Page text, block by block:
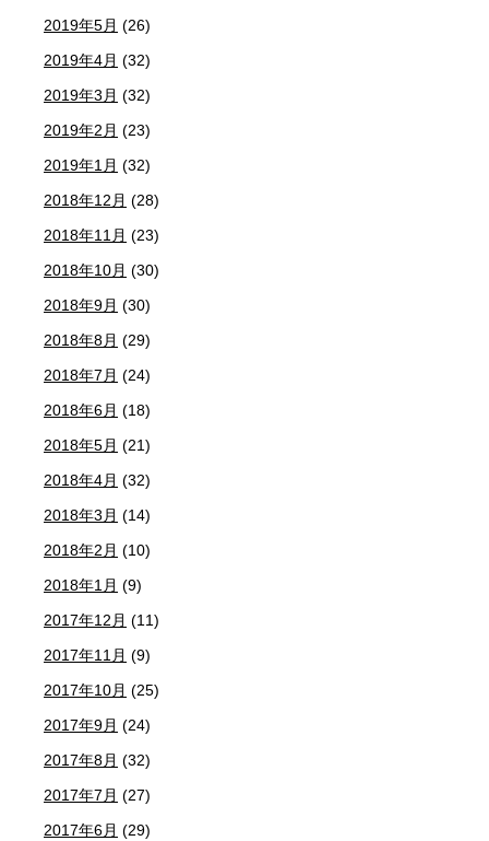
2019年5月 (26)
2019年4月 (32)
2019年3月 (32)
2019年2月 (23)
2019年1月 (32)
2018年12月 (28)
2018年11月 (23)
2018年10月 (30)
2018年9月 (30)
2018年8月 (29)
2018年7月 (24)
2018年6月 (18)
2018年5月 (21)
2018年4月 (32)
2018年3月 (14)
2018年2月 (10)
2018年1月 (9)
2017年12月 (11)
2017年11月 (9)
2017年10月 (25)
2017年9月 (24)
2017年8月 (32)
2017年7月 (27)
2017年6月 (29)